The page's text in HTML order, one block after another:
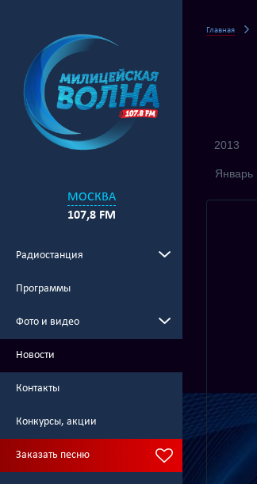
МОСКВА
107,8 FM
Радиостанция
Программы
Фото и видео
Новости
Контакты
Конкурсы, акции
Заказать песню
Главная
2013
Январь